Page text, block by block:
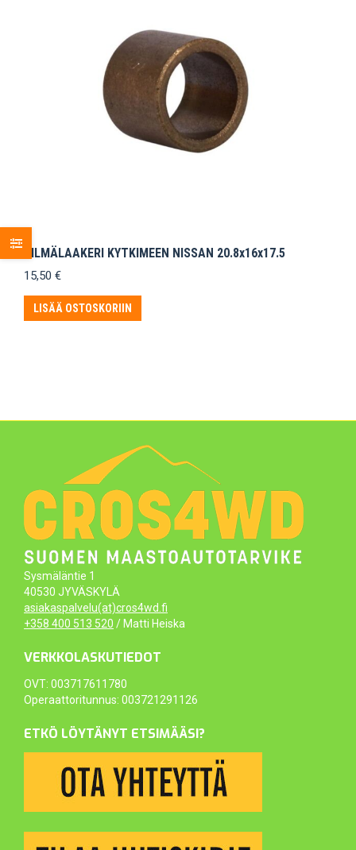
SILMÄLAAKERI KYTKIMEEN NISSAN 20.8x16x17.5
15,50 €
LISÄÄ OSTOSKORIIN
Sysmäläntie 1
40530 JYVÄSKYLÄ
asiakaspalvelu(at)cros4wd.fi
+358 400 513 520 / Matti Heiska
VERKKOLASKUTIEDOT
OVT: 003717611780
Operaattoritunnus: 003721291126
ETKÖ LÖYTÄNYT ETSIMÄÄSI?